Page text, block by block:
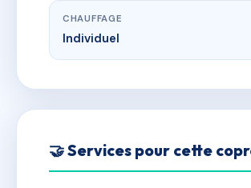
CHAUFFAGE
Individuel
🤝 Services pour cette